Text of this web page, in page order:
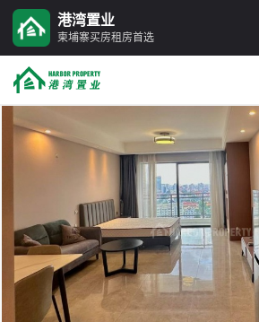
港湾置业
柬埔寨买房租房首选